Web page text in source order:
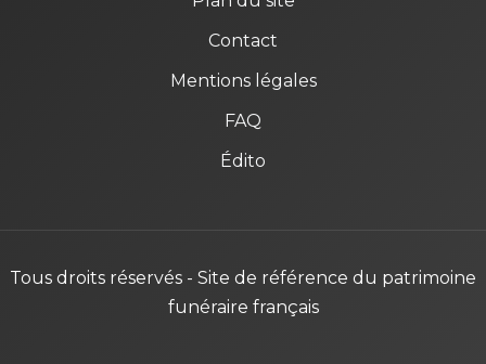
Contact
Mentions légales
FAQ
Édito
Tous droits réservés - Site de référence du patrimoine
funéraire français